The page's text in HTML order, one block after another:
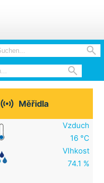


 Měřidla
Vzduch
16 °C
Vlhkost
74.1 %